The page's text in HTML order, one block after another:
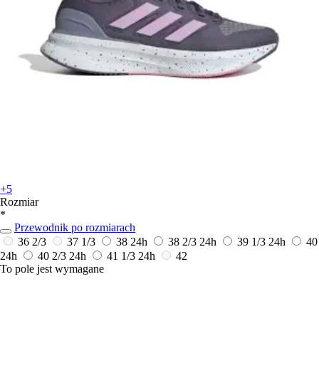
+5
Rozmiar
*
Przewodnik po rozmiarach
36 2/3
37 1/3 38 24h 38 2/3 24h 39 1/3 24h
40
24h
40 2/3 24h 41 1/3 24h
42
To pole jest wymagane